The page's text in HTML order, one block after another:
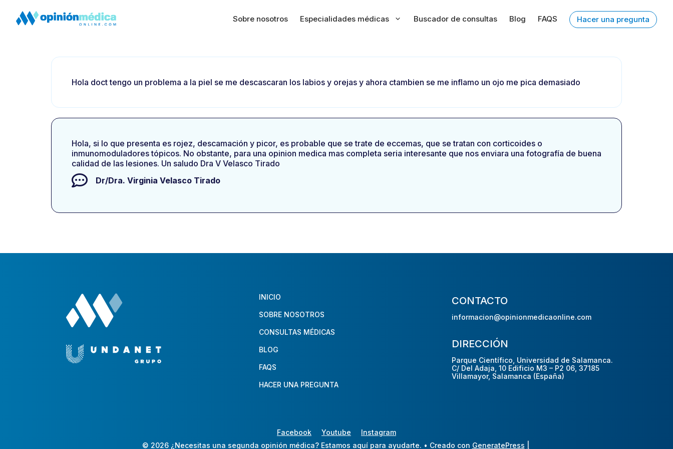
Sobre nosotros Especialidades médicas Buscador de consultas Blog FAQS Hacer una pregunta
Hola doct tengo un problema a la piel se me descascaran los labios y orejas y ahora ctambien se me inflamo un ojo me pica demasiado
Hola, si lo que presenta es rojez, descamación y picor, es probable que se trate de eccemas, que se tratan con corticoides o
inmunomoduladores tópicos. No obstante, para una opinion medica mas completa seria interesante que nos enviara una fotografía de buena
calidad de las lesiones. Un saludo Dra V Velasco Tirado
Dr/Dra. Virginia Velasco Tirado
INICIO
SOBRE NOSOTROS
CONSULTAS MÉDICAS
BLOG
FAQS
HACER UNA PREGUNTA
CONTACTO
informacion@opinionmedicaonline.com
DIRECCIÓN
Parque Científico, Universidad de Salamanca.
C/ Del Adaja, 10 Edificio M3 – P2 06, 37185
Villamayor, Salamanca (España)
Facebook Youtube
Instagram
© 2026 ¿Necesitas una segunda opinión médica? Estamos aquí para ayudarte. • Creado con GeneratePress